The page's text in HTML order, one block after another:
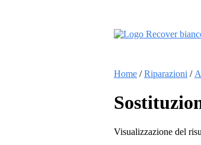
Home /Riparazioni /
Visualizzazione del